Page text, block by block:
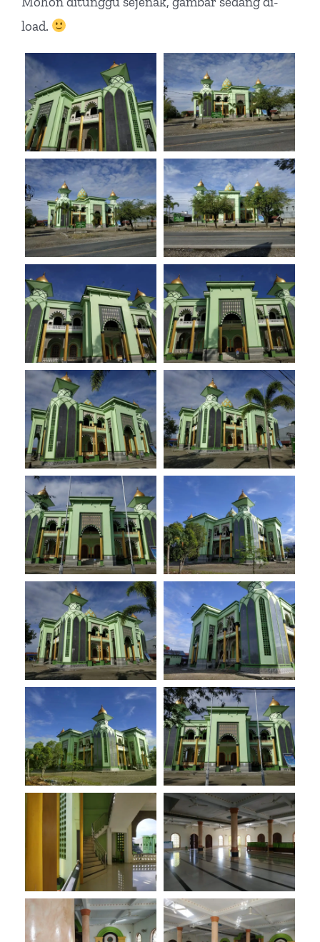
load.